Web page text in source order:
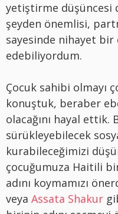
yetiştirme düşüncesi
şeyden önemlisi,
sayesinde nihayet bir
edebiliyordum.
Çocuk sahibi olmayı
konuştuk, beraber
olacağını hayal
sürükleyebilecek
kurabileceğimizi
çocuğumuza Haitili
adını koymamızı
veya Assata Shakur